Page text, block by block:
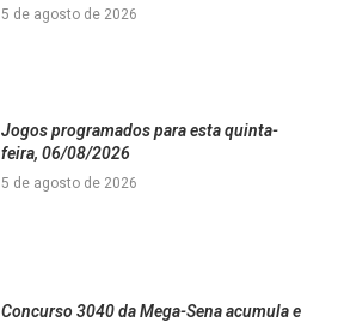
5 de agosto de 2026
Jogos programados para esta quinta-
feira, 06/08/2026
5 de agosto de 2026
Concurso 3040 da Mega-Sena acumula e